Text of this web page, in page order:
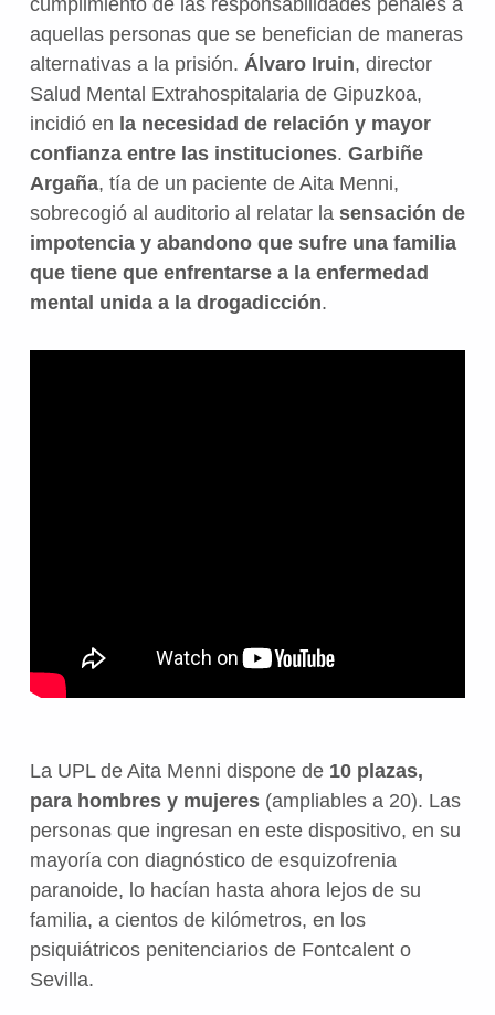
cumplimiento de las responsabilidades penales a
aquellas personas que se benefician de maneras
alternativas a la prisión. Álvaro Iruin, director
Salud Mental Extrahospitalaria de Gipuzkoa,
incidió en la necesidad de relación y mayor
confianza entre las instituciones. Garbiñe
Argaña, tía de un paciente de Aita Menni,
sobrecogió al auditorio al relatar la sensación de
impotencia y abandono que sufre una familia
que tiene que enfrentarse a la enfermedad
mental unida a la drogadicción.
La UPL de Aita Menni dispone de 10 plazas,
para hombres y mujeres(ampliables a 20). Las
personas que ingresan en este dispositivo, en su
mayoría con diagnóstico de esquizofrenia
paranoide, lo hacían hasta ahora lejos de su
familia, a cientos de kilómetros, en los
psiquiátricos penitenciarios de Fontcalent o
Sevilla.